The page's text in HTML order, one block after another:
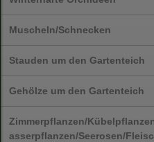
Muscheln/Schnecken
Stauden um den Gartenteich
Gehölze um den Gartenteich
Zimmerpflanzen/
asserpflanzen/Seerosen/